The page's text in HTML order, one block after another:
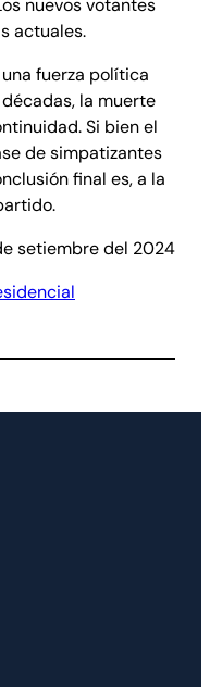
nuevos votantes
actuales.
fuerza política
la muerte
Si bien el
de simpatizantes
final es, a la
setiembre del 2024